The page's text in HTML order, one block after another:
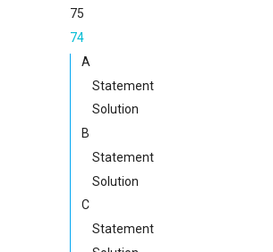
75
74
A
Statement
Solution
B
Statement
Solution
C
Statement